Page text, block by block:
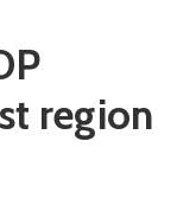
region